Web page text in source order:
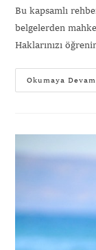
Bu kapsamlı
belgelerden
Haklarınızı
Okumaya